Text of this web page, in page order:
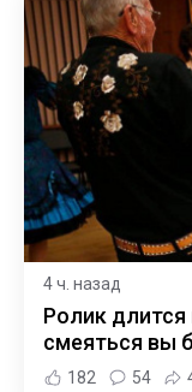
4 ч. назад
Ролик длится
смеяться вы
182 54